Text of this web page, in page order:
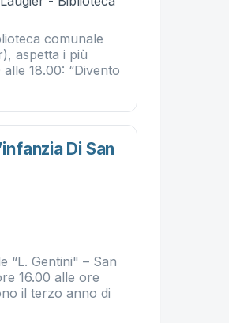
comunale
aspetta i più
18.00: “Divento
Di San
“L. Gentini" – San
16.00 alle ore
il terzo anno di